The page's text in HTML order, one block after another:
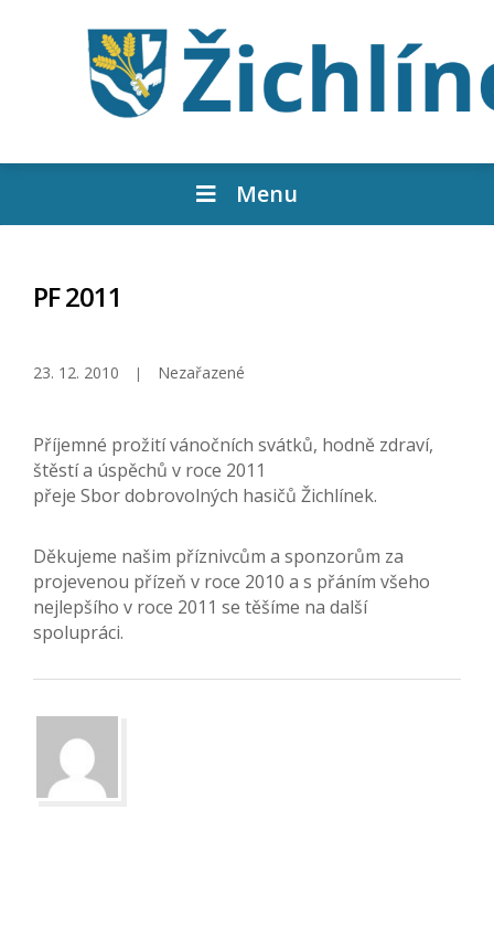
Menu
PF 2011
23. 12. 2010 Nezařazené
Příjemné prožití vánočních svátků, hodně zdraví,
štěstí a úspěchů v roce 2011
přeje Sbor dobrovolných hasičů Žichlínek.
Děkujeme našim příznivcům a sponzorům za
projevenou přízeň v roce 2010 a s přáním všeho
nejlepšího v roce 2011 se těšíme na další
spolupráci.